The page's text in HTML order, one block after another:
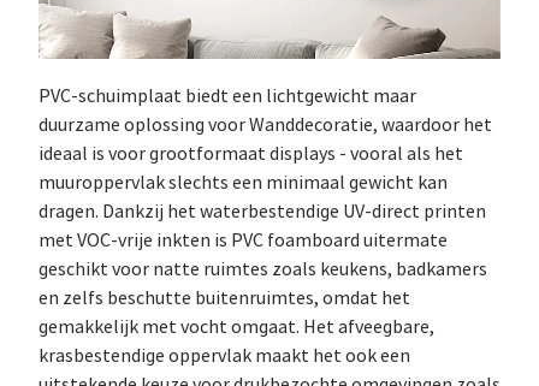
PVC-schuimplaat biedt een lichtgewicht maar
duurzame oplossing voor Wanddecoratie, waardoor het
ideaal is voor grootformaat displays - vooral als het
muuroppervlak slechts een minimaal gewicht kan
dragen. Dankzij het waterbestendige UV-direct printen
met VOC-vrije inkten is PVC foamboard uitermate
geschikt voor natte ruimtes zoals keukens, badkamers
en zelfs beschutte buitenruimtes, omdat het
gemakkelijk met vocht omgaat. Het afveegbare,
krasbestendige oppervlak maakt het ook een